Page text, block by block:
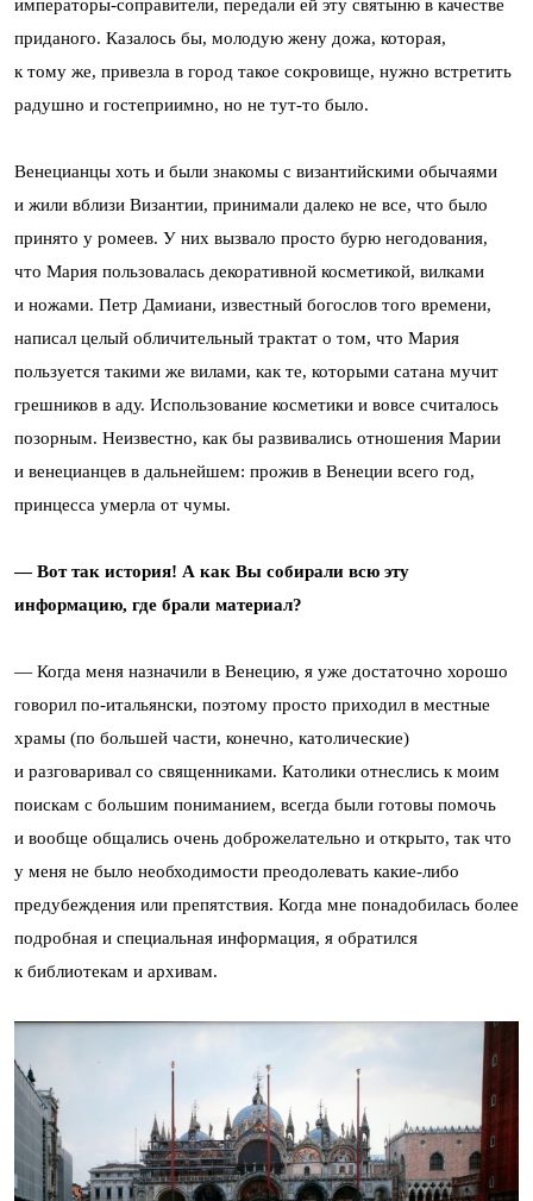
императоры-соправители, передали ей эту святыню в качестве
приданого. Казалось бы, молодую жену дожа, которая,
к тому же, привезла в город такое сокровище, нужно встретить
радушно и гостеприимно, но не тут-то было.
Венецианцы хоть и были знакомы с византийскими обычаями
и жили вблизи Византии, принимали далеко не все, что было
принято у ромеев. У них вызвало просто бурю негодования,
что Мария пользовалась декоративной косметикой, вилками
и ножами. Петр Дамиани, известный богослов того времени,
написал целый обличительный трактат о том, что Мария
пользуется такими же вилами, как те, которыми сатана мучит
грешников в аду. Использование косметики и вовсе считалось
позорным. Неизвестно, как бы развивались отношения Марии
и венецианцев в дальнейшем: прожив в Венеции всего год,
принцесса умерла от чумы.
— Вот так история! А как Вы собирали всю эту
информацию, где брали материал?
— Когда меня назначили в Венецию, я уже достаточно хорошо
говорил по-итальянски, поэтому просто приходил в местные
храмы (по большей части, конечно, католические)
и разговаривал со священниками. Католики отнеслись к моим
поискам с большим пониманием, всегда были готовы помочь
и вообще общались очень доброжелательно и открыто, так что
у меня не было необходимости преодолевать какие-либо
предубеждения или препятствия. Когда мне понадобилась более
подробная и специальная информация, я обратился
к библиотекам и архивам.